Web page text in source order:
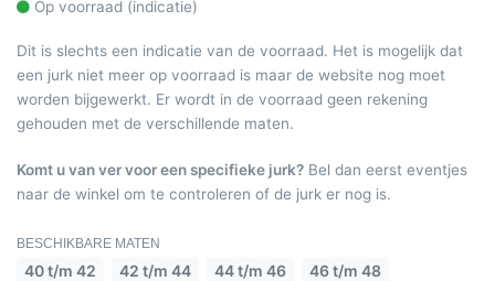
Op voorraad (indicatie)
Dit is slechts een indicatie van de voorraad. Het is mogelijk dat
een jurk niet meer op voorraad is maar de website nog moet
worden bijgewerkt. Er wordt in de voorraad geen rekening
gehouden met de verschillende maten.
Komt u van ver voor een specifieke jurk? Bel dan eerst eventjes
naar de winkel om te controleren of de jurk er nog is.
BESCHIKBARE MATEN
40 t/m 42 42 t/m 44 44 t/m 46 46 t/m 48